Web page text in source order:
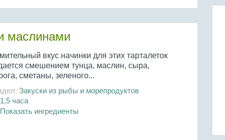
маслинами
вкус начинки для этих тарталеток
смешением тунца, маслин, сыра,
сметаны, зеленого...
Закуски из рыбы и морепродуктов
1,5 часа
Показать ингредиенты